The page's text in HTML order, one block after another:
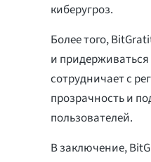
киберугроз.
Более того,
и
сотрудничает с
прозрачность и
пользователей.
В заключение,